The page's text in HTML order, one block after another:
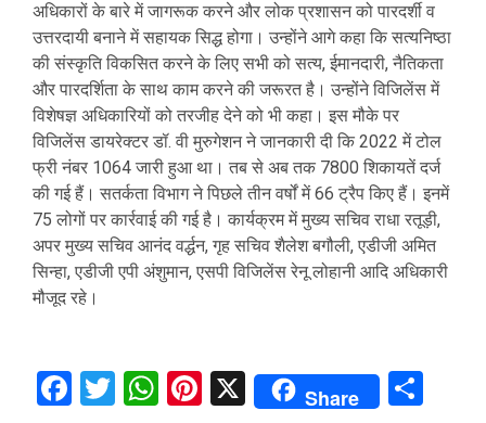
अधिकारों के बारे में जागरूक करने और लोक प्रशासन को पारदर्शी व
उत्तरदायी बनाने में सहायक सिद्ध होगा। उन्होंने आगे कहा कि सत्यनिष्ठा
की संस्कृति विकसित करने के लिए सभी को सत्य, ईमानदारी, नैतिकता
और पारदर्शिता के साथ काम करने की जरूरत है। उन्होंने विजिलेंस में
विशेषज्ञ अधिकारियों को तरजीह देने को भी कहा। इस मौके पर
विजिलेंस डायरेक्टर डॉ. वी मुरुगेशन ने जानकारी दी कि 2022 में टोल
फ्री नंबर 1064 जारी हुआ था। तब से अब तक 7800 शिकायतें दर्ज
की गई हैं। सतर्कता विभाग ने पिछले तीन वर्षों में 66 ट्रैप किए हैं। इनमें
75 लोगों पर कार्रवाई की गई है। कार्यक्रम में मुख्य सचिव राधा रतूड़ी,
अपर मुख्य सचिव आनंद वर्द्धन, गृह सचिव शैलेश बगौली, एडीजी अमित
सिन्हा, एडीजी एपी अंशुमान, एसपी विजिलेंस रेनू लोहानी आदि अधिकारी
मौजूद रहे।
Facebook
Twitter
WhatsApp
Pinterest
X Share